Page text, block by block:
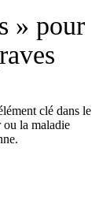
» pour
clé dans le
ou la maladie